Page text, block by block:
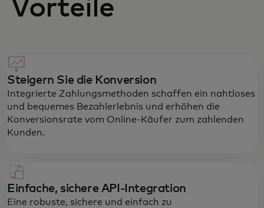
Vorteile
Steigern Sie die Konversion
Integrierte Zahlungsmethoden schaffen ein nahtloses
und bequemes Bezahlerlebnis und erhöhen die
Konversionsrate vom Online-Käufer zum zahlenden
Kunden.
Einfache, sichere API-Integration
Eine robuste, sichere und einfach zu